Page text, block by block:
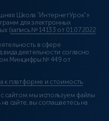
Школа “ИнтернетУрок”»
для электронных
(запись № 14133 от 01.07.2022
в сфере
деятельности согласно
Минцифры № 449 от
к платформе и стоимость.
сайтом мы используем файлы
сайте, вы соглашаетесь на